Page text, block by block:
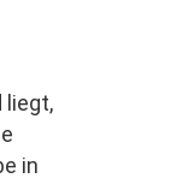
liegt,
in